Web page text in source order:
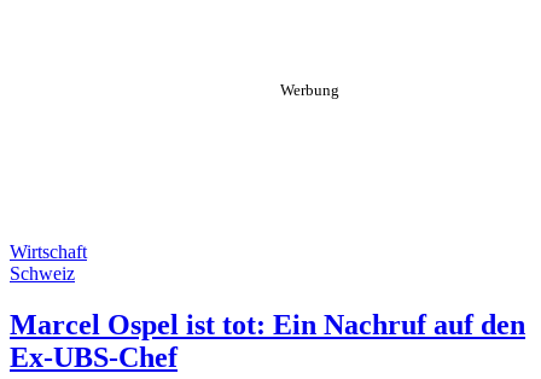
Wirtschaft
Schweiz
Marcel Ospel ist tot: Ein Nachruf auf den
Ex-UBS-Chef